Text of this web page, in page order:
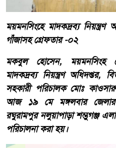
ময়মনসিংহে মাদকদ্রব্য
গাঁজাসহ গ্রেফতার -০২
মকবুল হোসেন, ময়মনসিংহ
মাদকদ্রব্য নিয়ন্ত্রণ অধিদপ্তর,
সহকারী পরিচালক মোঃ
আজ ১৯ মে মঙ্গলবার জেলার
রঘুরামপুর নলুয়াপাড়া শম্ভুগঞ্জ
পরিচালনা করা হয়।